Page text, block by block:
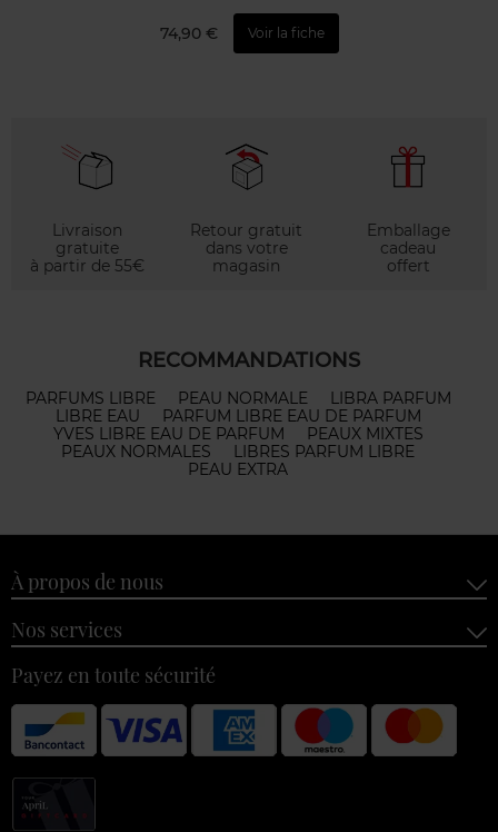
74,90 € Voir la fiche
Livraison
gratuite
à partir de 55€
Retour gratuit
dans votre
magasin
Emballage
cadeau
offert
RECOMMANDATIONS
PARFUMS LIBRE PEAU NORMALE
LIBRA PARFUM
LIBRE EAU
PARFUM LIBRE EAU DE PARFUM
YVES LIBRE EAU DE PARFUM
PEAUX MIXTES
PEAUX NORMALES
LIBRES PARFUM LIBRE
PEAU EXTRA
À propos de nous
Nos services
Payez en toute sécurité